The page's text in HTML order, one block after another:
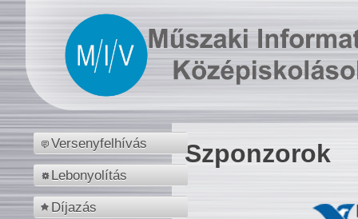
Versenyfelhívás
Lebonyolítás
Díjazás
Szponzorok